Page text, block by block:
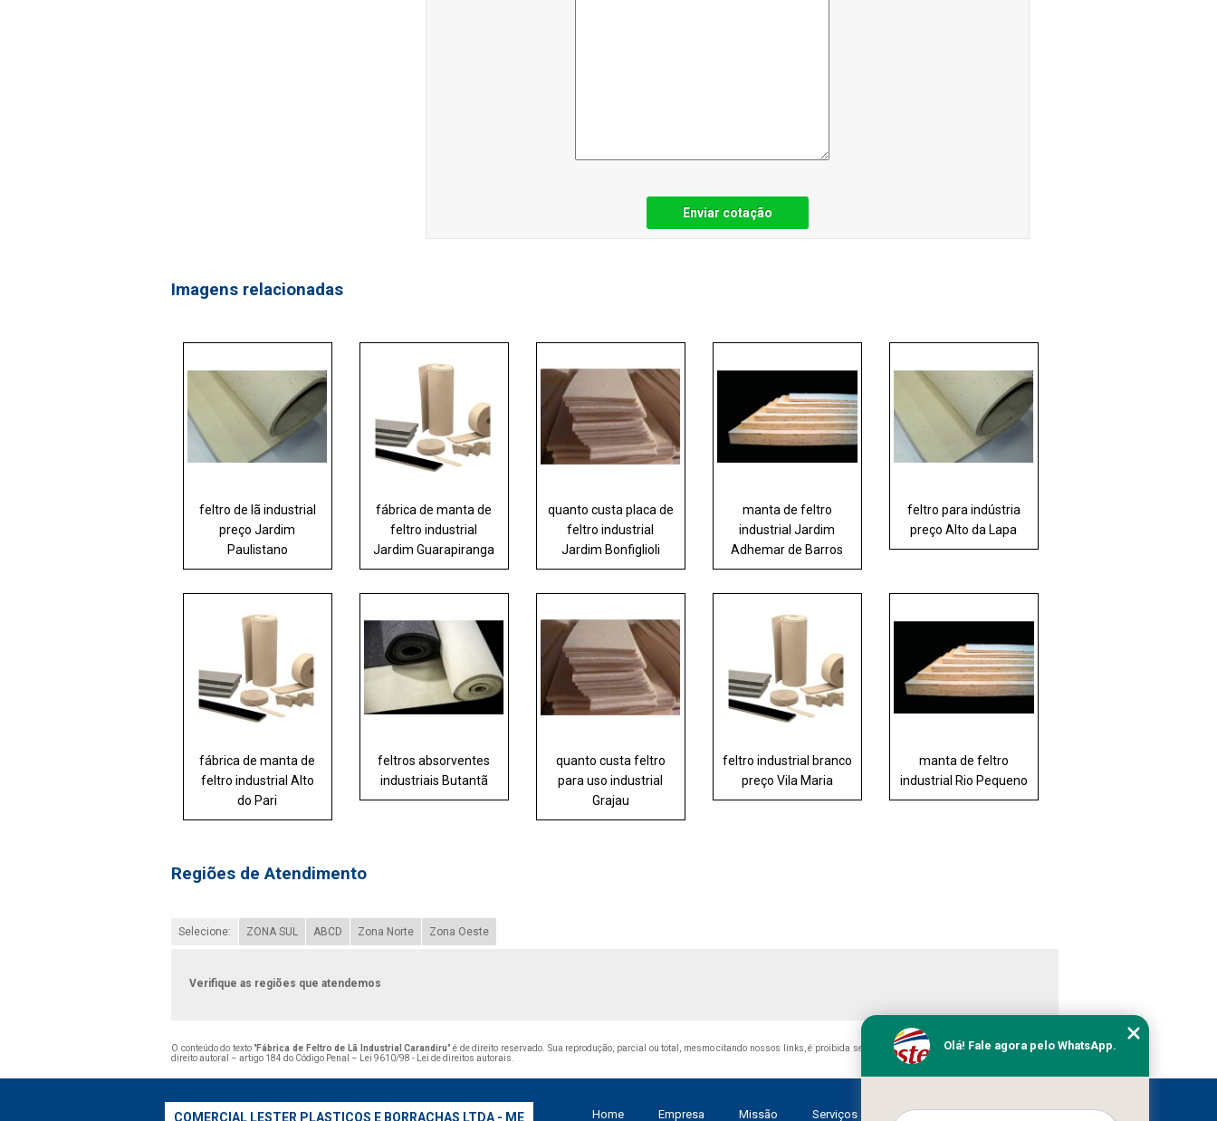
Enviar cotação
Imagens relacionadas
feltro de lã industrial
preço Jardim
Paulistano
fábrica de manta de
feltro industrial
Jardim Guarapiranga
quanto custa placa de
feltro industrial
Jardim Bonfiglioli
manta de feltro
industrial Jardim
Adhemar de Barros
feltro para indústria
preço Alto da Lapa
fábrica de manta de
feltro industrial Alto
do Pari
feltros absorventes
industriais Butantã
quanto custa feltro
para uso industrial
Grajau
feltro industrial branco
preço Vila Maria
manta de feltro
industrial Rio Pequeno
Regiões de Atendimento
Selecione: ZONA SUL ABCD Zona Norte Zona Oeste
Verifique as regiões que atendemos
O conteúdo do texto "Fábrica de Feltro de Lã Industrial Carandiru" é de direito reservado. Sua reprodução, parcial ou total, mesmo citando nossos links, é proibida sem a autorização do autor. Crime de violação de
direito autoral – artigo 184 do Código Penal –
Lei 9610/98 - Lei de direitos autorais
COMERCIAL LESTER PLASTICOS E BORRACHAS LTDA - ME Home Empresa Missão Serviços Contato Mapa do site
Olá! Fale agora pelo WhatsApp.